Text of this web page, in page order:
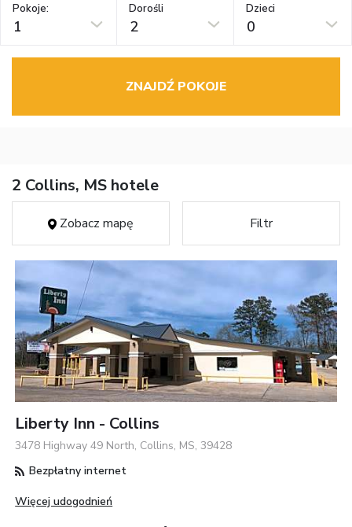
Pokoje:
1
Dorośli
2
Dzieci
0
ZNAJDŹ POKOJE
2 Collins, MS hotele
Zobacz mapę Filtr
Liberty Inn - Collins
3478 Highway 49 North, Collins, MS, 39428
Bezpłatny internet
Więcej udogodnień